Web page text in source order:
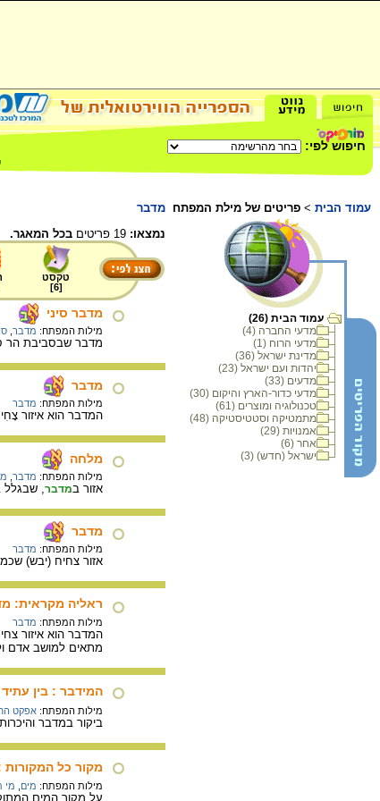
חיפוש לפי:
עמוד הבית > פריטים של מילת המפתח מדבר
עמוד הבית (26)
מדעי החברה (4)
מדעי הרוח (1)
מדינת ישראל (36)
יהדות ועם ישראל (23)
מדעים (33)
מדעי כדור-הארץ והיקום (30)
טכנולוגיה ומוצרים (61)
מתמטיקה וסטטיסטיקה (48)
אמנויות (29)
אחר (6)
ישראל (חדש) (3)
נמצאו:
בכל המאגר.
טקסט
[
6
]
מדבר סיני
מילות המפתח: מדבר
מדבר שבסביבת הר
מדבר
מילות המפתח: מדבר
המדבר הוא איזור
מלחה
מילות המפתח: מדבר
אזור במדבר ,
מדבר
מילות המפתח: מדבר
אזור צחיח (יבש)
ראליה מקראית:
מילות המפתח: מדבר
המדבר הוא איזור
מתאים למושב אדם
המידבר : בין
מילות המפתח: אפקט
ביקור במדבר
מקור כל המקורות
מילות המפתח: מים מי
על מקור המים